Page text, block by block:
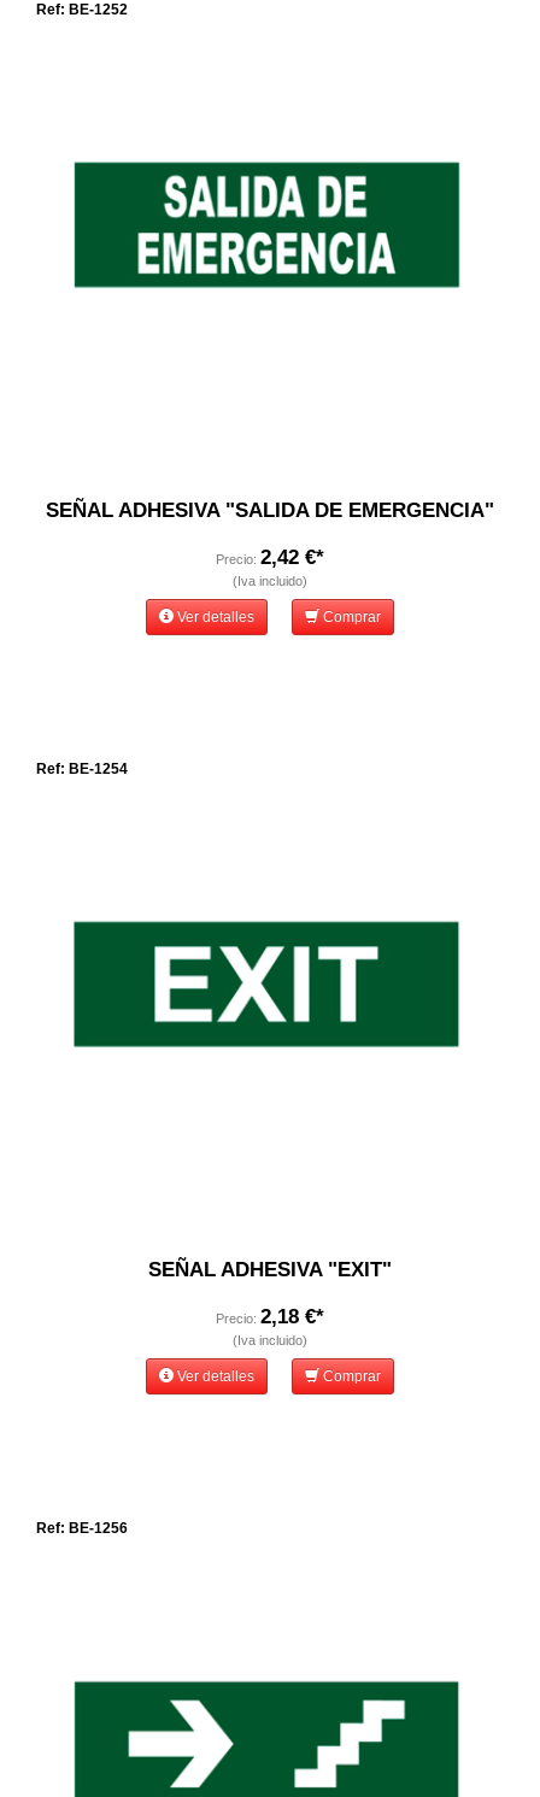
Ref: BE-1252
SEÑAL ADHESIVA "SALIDA DE EMERGENCIA"
Precio: 2,42 €*
(Iva incluido)
Ver detalles Comprar
Ref: BE-1254
SEÑAL ADHESIVA "EXIT"
Precio: 2,18 €*
(Iva incluido)
Ver detalles Comprar
Ref: BE-1256